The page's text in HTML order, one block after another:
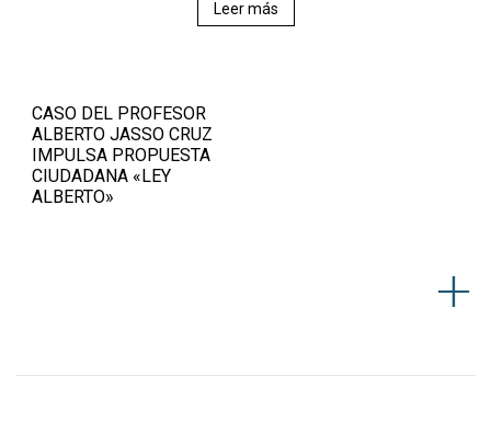
Leer más
CASO DEL PROFESOR
ALBERTO JASSO CRUZ
IMPULSA PROPUESTA
CIUDADANA «LEY
ALBERTO»